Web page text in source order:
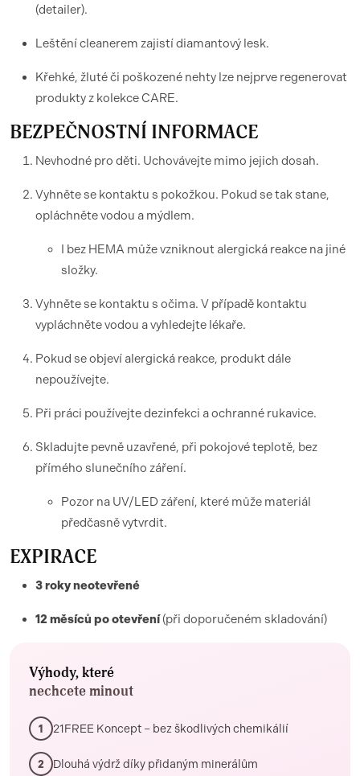
(detailer).
Leštění cleanerem zajistí diamantový lesk.
Křehké, žluté či poškozené nehty lze nejprve regenerovat
produkty z kolekce CARE.
BEZPEČNOSTNÍ INFORMACE
Nevhodné pro děti. Uchovávejte mimo jejich dosah.
Vyhněte se kontaktu s pokožkou. Pokud se tak stane,
opláchněte vodou a mýdlem.
I bez HEMA může vzniknout alergická reakce na jiné
složky.
Vyhněte se kontaktu s očima. V případě kontaktu
vypláchněte vodou a vyhledejte lékaře.
Pokud se objeví alergická reakce, produkt dále
nepoužívejte.
Při práci používejte dezinfekci a ochranné rukavice.
Skladujte pevně uzavřené, při pokojové teplotě, bez
přímého slunečního záření.
Pozor na UV/LED záření, které může materiál
předčasně vytvrdit.
EXPIRACE
3 roky neotevřené
12 měsíců po otevření(při doporučeném skladování)
Výhody, které
nechcete minout
1 21FREE Koncept – bez škodlivých chemikálií
2 Dlouhá výdrž díky přidaným minerálům